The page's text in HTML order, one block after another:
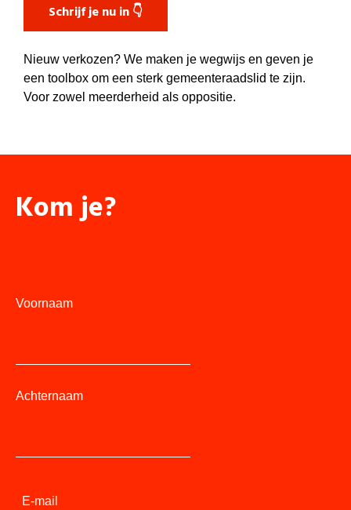
Schrijf je nu in 👇
Nieuw verkozen? We maken je wegwijs en geven je
een toolbox om een sterk gemeenteraadslid te zijn.
Voor zowel meerderheid als oppositie.
Kom je?
Voornaam
Achternaam
E-mail